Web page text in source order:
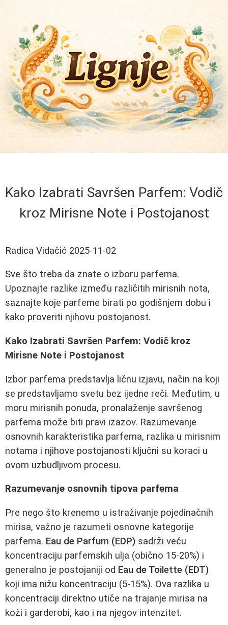
Kako Izabrati Savršen Parfem: Vodič
kroz Mirisne Note i Postojanost
Radica Vidačić 2025-11-02
Sve što treba da znate o izboru parfema.
Upoznajte razlike između različitih mirisnih nota,
saznajte koje parfeme birati po godišnjem dobu i
kako proveriti njihovu postojanost.
Kako Izabrati Savršen Parfem: Vodič kroz
Mirisne Note i Postojanost
Izbor parfema predstavlja ličnu izjavu, način na koji
se predstavljamo svetu bez ijedne reči. Međutim, u
moru mirisnih ponuda, pronalaženje savršenog
parfema može biti pravi izazov. Razumevanje
osnovnih karakteristika parfema, razlika u mirisnim
notama i njihove postojanosti ključni su koraci u
ovom uzbudljivom procesu.
Razumevanje osnovnih tipova parfema
Pre nego što krenemo u istraživanje pojedinačnih
mirisa, važno je razumeti osnovne kategorije
parfema. Eau de Parfum (EDP) sadrži veću
koncentraciju parfemskih ulja (obično 15-20%) i
generalno je postojaniji od Eau de Toilette (EDT)
koji ima nižu koncentraciju (5-15%). Ova razlika u
koncentraciji direktno utiče na trajanje mirisa na
koži i garderobi, kao i na njegov intenzitet.